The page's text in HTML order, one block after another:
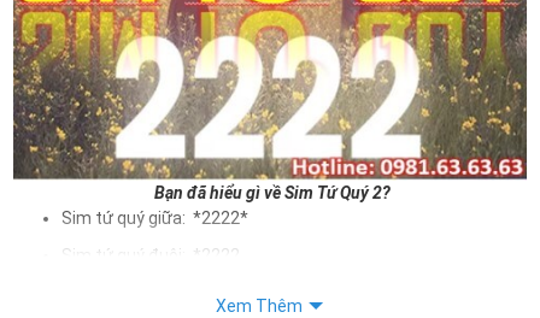
Bạn đã hiểu gì về Sim Tứ Quý 2?
Sim tứ quý giữa: *2222*
Sim tứ quý đuôi: *2222
Xem Thêm